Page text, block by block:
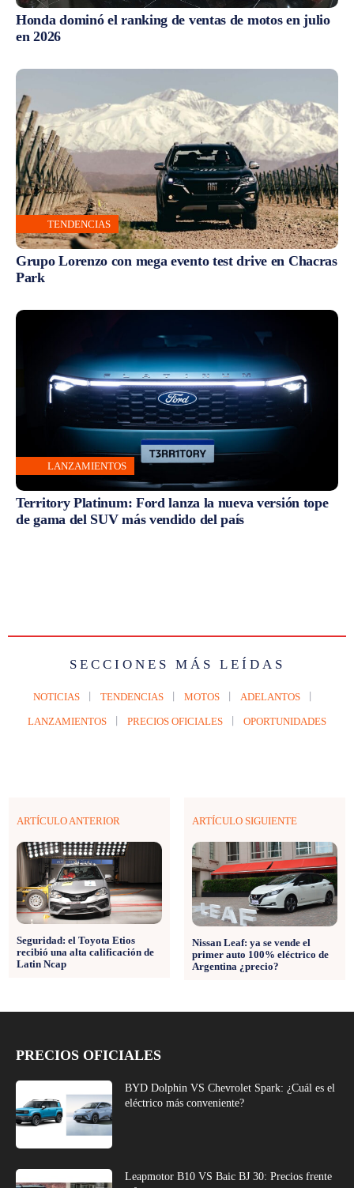
Honda dominó el ranking de ventas de motos en julio
en 2026
TENDENCIAS
Grupo Lorenzo con mega evento test drive en Chacras
Park
LANZAMIENTOS
Territory Platinum: Ford lanza la nueva versión tope
de gama del SUV más vendido del país
SECCIONES MÁS LEÍDAS
NOTICIAS TENDENCIAS MOTOS ADELANTOS
LANZAMIENTOS PRECIOS OFICIALES OPORTUNIDADES
ARTÍCULO ANTERIOR
Seguridad: el Toyota Etios
recibió una alta calificación de
Latin Ncap
ARTÍCULO SIGUIENTE
Nissan Leaf: ya se vende el
primer auto 100% eléctrico de
Argentina ¿precio?
PRECIOS OFICIALES
BYD Dolphin VS Chevrolet Spark: ¿Cuál es el
eléctrico más conveniente?
Leapmotor B10 VS Baic BJ 30: Precios frente